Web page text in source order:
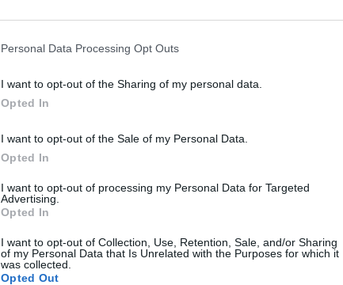
Personal Data Processing Opt Outs
I want to opt-out of the Sharing of my personal data.
Opted In
I want to opt-out of the Sale of my Personal Data.
Opted In
I want to opt-out of processing my Personal Data for Targeted
Advertising.
Opted In
I want to opt-out of Collection, Use, Retention, Sale, and/or Sharing
of my Personal Data that Is Unrelated with the Purposes for which it
was collected.
Opted Out